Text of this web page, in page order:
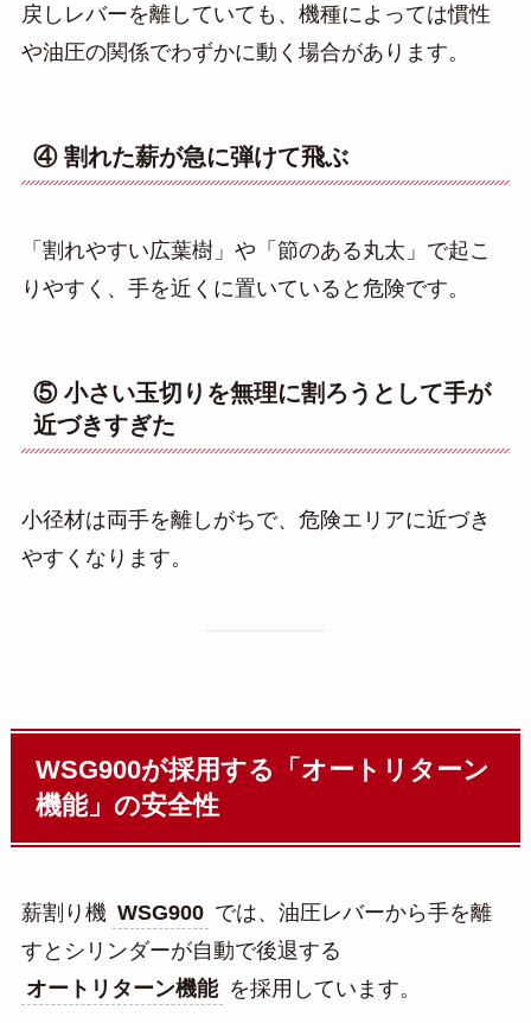
戻しレバーを離していても、機種によっては慣性
や油圧の関係でわずかに動く場合があります。
④ 割れた薪が急に弾けて飛ぶ
「割れやすい広葉樹」や「節のある丸太」で起こ
りやすく、手を近くに置いていると危険です。
⑤ 小さい玉切りを無理に割ろうとして手が
近づきすぎた
小径材は両手を離しがちで、危険エリアに近づき
やすくなります。
WSG900が採用する「オートリターン
機能」の安全性
薪割り機 WSG900 では、油圧レバーから手を離
すとシリンダーが自動で後退する
オートリターン機能 を採用しています。